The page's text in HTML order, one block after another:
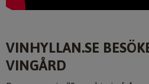
VINHYLLAN.SE
VINGÅRD